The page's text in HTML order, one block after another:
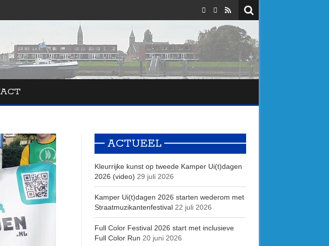
ACTUEEL
Kleurrijke kunst op tweede Kamper Ui(t)dagen
2026 (video) 29 juli 2026
Kamper Ui(t)dagen 2026 starten wederom met
Straatmuzikantenfestival 22 juli 2026
Full Color Festival 2026 start met inclusieve
Full Color Run 20 juni 2026